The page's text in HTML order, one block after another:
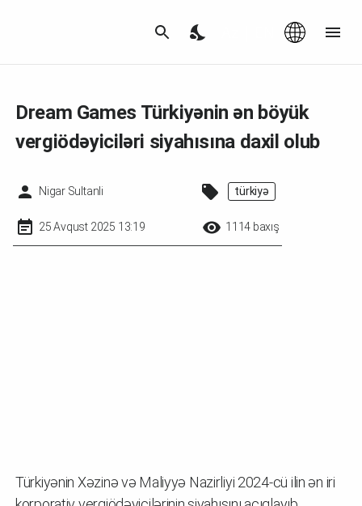
Dream Games Türkiyənin ən böyük
vergiödəyiciləri siyahısına daxil olub
Nigar Sultanli türkiyə
25 Avqust 2025 13:19 1114 baxış
Türkiyənin Xəzinə və Maliyyə Nazirliyi 2024-cü ilin ən iri